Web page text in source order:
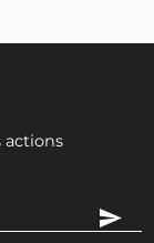
actions